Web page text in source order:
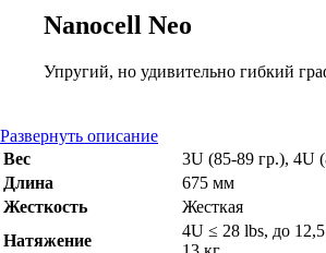
Nanocell Neo
Упругий, но удивительно гибкий
Развернуть описание
Вес
3U (85-89 гр.), 4U
Длина
675 мм
Жесткость
Жесткая
Натяжение
4U ≤ 28 lbs, до